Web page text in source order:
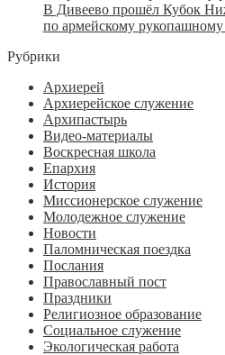
В Дивеево прошёл Кубок
по армейскому
Рубрики
Архиерей
Архиерейское служение
Архипастырь
Видео-материалы
Воскресная школа
Епархия
История
Миссионерское служение
Молодежное служение
Новости
Паломническая поездка
Послания
Православный пост
Праздники
Религиозное образование
Социальное служение
Экологическая работа